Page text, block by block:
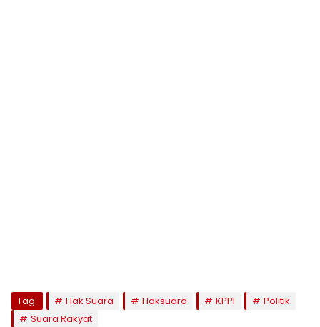
Tag: Hak Suara Haksuara KPPI
Politik
Suara Rakyat